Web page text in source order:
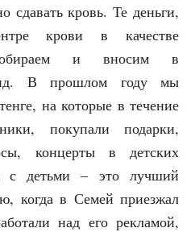
сдавать кровь. Те деньги,
крови в качестве
и вносим в
В прошлом году мы
на которые в течение
покупали подарки,
концерты в детских
с детьми – это лучший
когда в Семей приезжал
над его рекламой,